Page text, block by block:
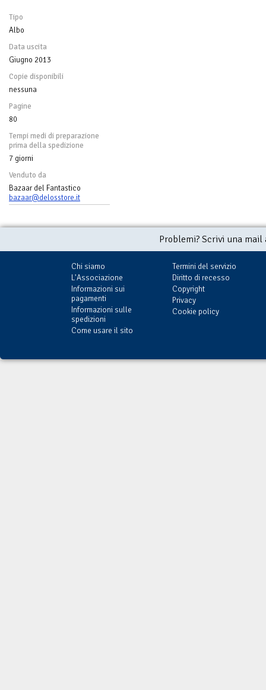
Tipo
Albo
Data uscita
Giugno 2013
Copie disponibili
nessuna
Pagine
80
Tempi medi di preparazione
prima della spedizione
7 giorni
Venduto da
Bazaar del Fantastico
bazaar@delosstore.it
Problemi? Scrivi una
Chi siamo
L'Associazione
Informazioni sui
pagamenti
Informazioni sulle
spedizioni
Come usare il sito
Termini del servizio
Diritto di recesso
Copyright
Privacy
Cookie policy